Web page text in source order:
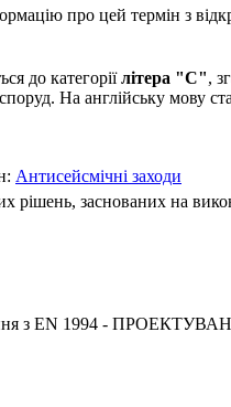
про цей термін з
до категоріїлітера "С",
На англійську мову
Антисейсмічні заходи
рішень, заснованих на
з EN 1994 -